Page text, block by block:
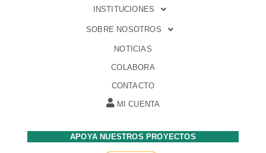
INSTITUCIONES
SOBRE NOSOTROS
NOTICIAS
COLABORA
CONTACTO
MI CUENTA
APOYA NUESTROS PROYECTOS